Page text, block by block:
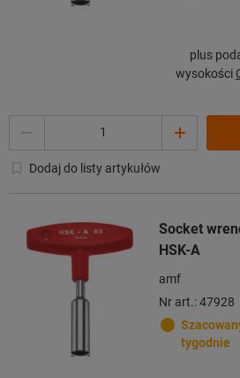
plus
wysokości
Dodaj do listy artykułów
Socket
HSK-A
amf
Nr art.: 47928
tygodnie